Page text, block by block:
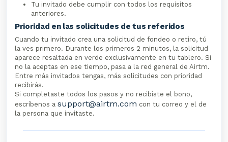
Tu invitado debe cumplir con todos los requisitos
anteriores.
Prioridad en las solicitudes de tus referidos
Cuando tu invitado crea una solicitud de fondeo o retiro, tú
la ves primero. Durante los primeros 2 minutos, la solicitud
aparece resaltada en verde exclusivamente en tu tablero. Si
no la aceptas en ese tiempo, pasa a la red general de Airtm.
Entre más invitados tengas, más solicitudes con prioridad
recibirás.
Si completaste todos los pasos y no recibiste el bono,
escríbenos a support@airtm.com con tu correo y el de
la persona que invitaste.